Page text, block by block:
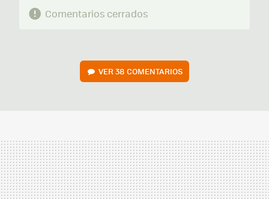
Comentarios cerrados
VER 38 COMENTARIOS